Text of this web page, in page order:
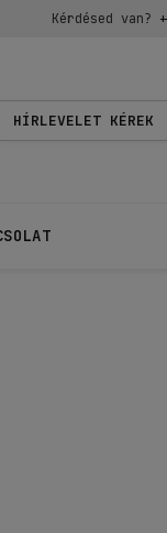
Kérdésed van?
HÍRLEVELET KÉREK